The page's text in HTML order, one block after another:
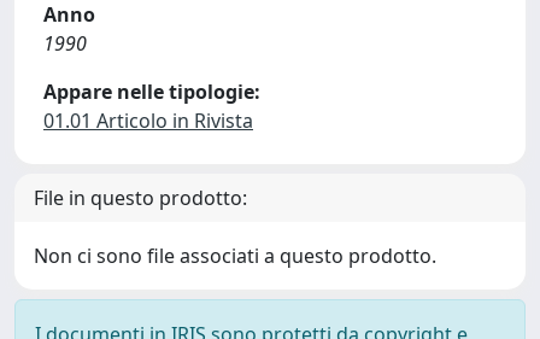
Anno
1990
Appare nelle tipologie:
01.01 Articolo in Rivista
File in questo prodotto:
Non ci sono file associati a questo prodotto.